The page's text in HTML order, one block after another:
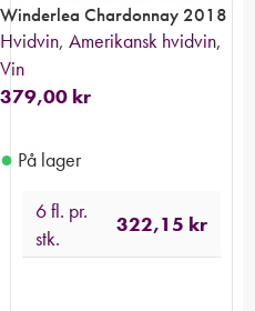
Winderlea Chardonnay 2018
Hvidvin, Amerikansk hvidvin,
Vin
379,00 kr
● På lager
6 fl. pr.
stk.
322,15 kr